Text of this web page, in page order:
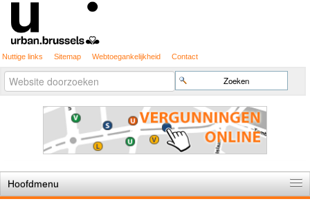
Nuttige links Sitemap Webtoegankelijkheid Contact
Zoek
Geavanceerd
zoeken...
Hoofdmenu